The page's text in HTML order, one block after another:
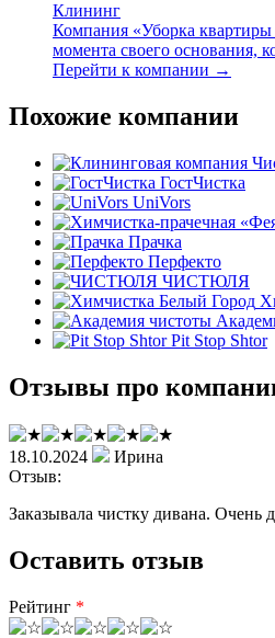
Клининг
Компания «Уборка
момента своего основания,
Перейти к компании →
Похожие компании
ГостЧистка
UniVors
Прачка
Перфекто
ЧИСТЮЛЯ
Pit Stop Shtor
Отзывы про
18.10.2024
Ирина
Отзыв:
Заказывала чистку дивана. Очень
Оставить отзыв
Рейтинг *